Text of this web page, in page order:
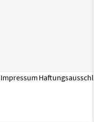
Impressum